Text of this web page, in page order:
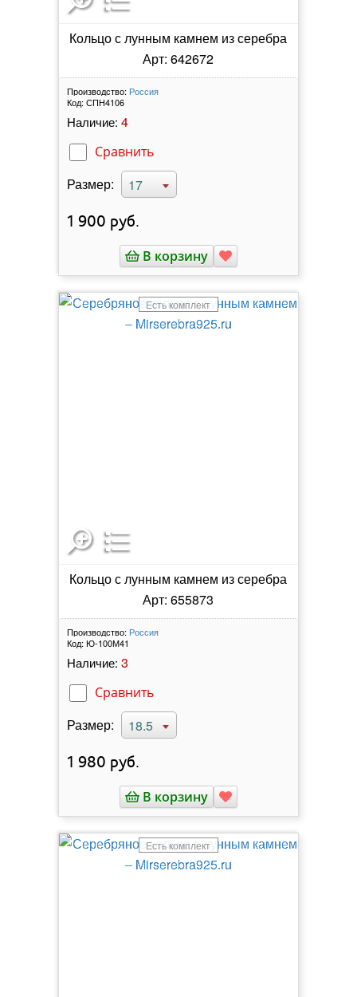
Кольцо с лунным камнем из серебра
Арт: 642672
Производство: Россия
Код: СПН4106
Наличие: 4
Сравнить
Размер: 17
1 900 руб.
В корзину
Есть комплект
Кольцо с лунным камнем из серебра
Арт: 655873
Производство: Россия
Код: Ю-100М41
Наличие: 3
Сравнить
Размер: 18.5
1 980 руб.
В корзину
Есть комплект